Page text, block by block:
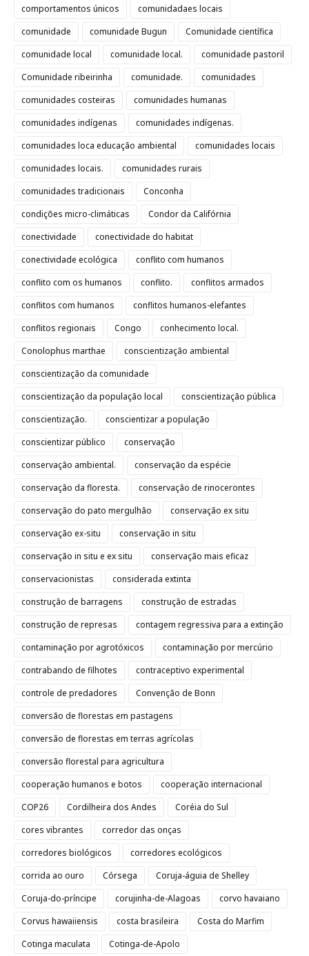
comportamentos únicos
comunidadaes locais
comunidade
comunidade Bugun
Comunidade científica
comunidade local
comunidade local.
comunidade pastoril
Comunidade ribeirinha
comunidade.
comunidades
comunidades costeiras
comunidades humanas
comunidades indígenas
comunidades indígenas.
comunidades loca educação ambiental
comunidades locais
comunidades locais.
comunidades rurais
comunidades tradicionais
Conconha
condições micro-climáticas
Condor da Califórnia
conectividade
conectividade do habitat
conectividade ecológica
conflito com humanos
conflito com os humanos
conflito.
conflitos armados
conflitos com humanos
conflitos humanos-elefantes
conflitos regionais
Congo
conhecimento local.
Conolophus marthae
conscientização ambiental
conscientização da comunidade
conscientização da população local
conscientização pública
conscientização.
conscientizar a população
conscientizar público
conservação
conservação ambiental.
conservação da espécie
conservação da floresta.
conservação de rinocerontes
conservação do pato mergulhão
conservação ex situ
conservação ex-situ
conservação in situ
conservação in situ e ex situ
conservação mais eficaz
conservacionistas
considerada extinta
construção de barragens
construção de estradas
construção de represas
contagem regressiva para a extinção
contaminação por agrotóxicos
contaminação por mercúrio
contrabando de filhotes
contraceptivo experimental
controle de predadores
Convenção de Bonn
conversão de florestas em pastagens
conversão de florestas em terras agrícolas
conversão florestal para agricultura
cooperação humanos e botos
cooperação internacional
COP26
Cordilheira dos Andes
Coréia do Sul
cores vibrantes
corredor das onças
corredores biológicos
corredores ecológicos
corrida ao ouro
Córsega
Coruja-águia de Shelley
Coruja-do-príncipe
corujinha-de-Alagoas
corvo havaiano
Corvus hawaiiensis
costa brasileira
Costa do Marfim
Cotinga maculata
Cotinga-de-Apolo